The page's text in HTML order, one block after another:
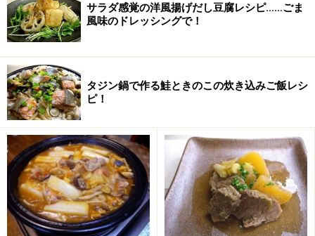
■果実酒・果実酢
サラダ感覚の洋風揚げだし豆腐レシピ……ごま
風味のドレッシングで！
タジン鍋で作る鮭ときのこの炊き込みご飯レシ
ピ！